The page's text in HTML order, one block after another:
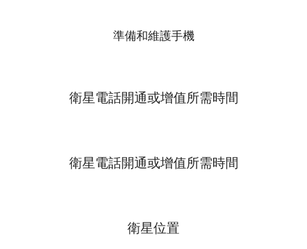
準備和維護手機
衛星電話開通或增值所需時間
衛星電話開通或增值所需時間
衛星位置